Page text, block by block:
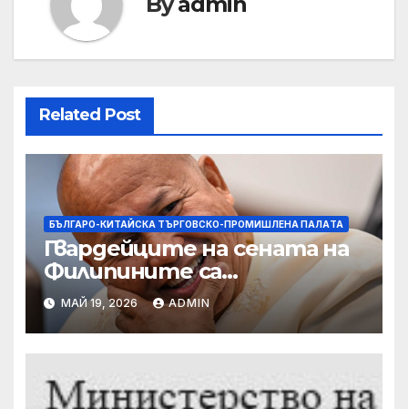
Related Post
БЪЛГАРО-КИТАЙСКА ТЪРГОВСКО-ПРОМИШЛЕНА ПАЛAТА
Гвардейците на сената на
Филипините са
разследвани за стрелба,
докато сенаторът беглец
бяга
МАЙ 19, 2026 ADMIN